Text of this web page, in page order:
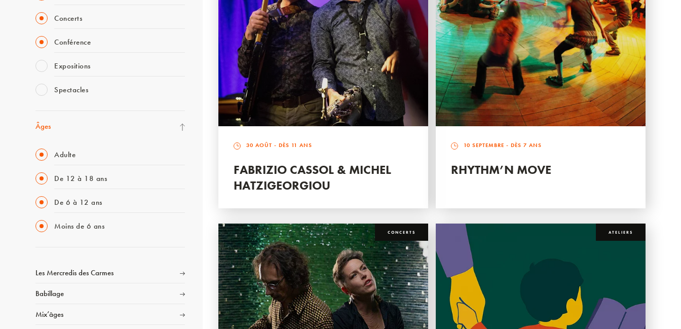
Concerts
Conférence
Expositions
Spectacles
Âges
Adulte
De 12 à 18 ans
De 6 à 12 ans
Moins de 6 ans
Les Mercredis des Carmes
Babillage
Mix’âges
30 AOÛT - DÈS 11 ANS
FABRIZIO CASSOL & MICHEL
HATZIGEORGIOU
10 SEPTEMBRE - DÈS 7 ANS
RHYTHM’N MOVE
CONCERTS ATELIERS